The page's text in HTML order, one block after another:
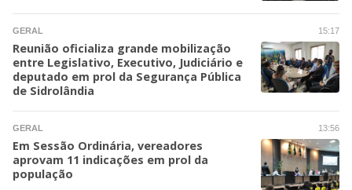
15:17
GERAL
Reunião oficializa grande mobilização
entre Legislativo, Executivo, Judiciário e
deputado em prol da Segurança Pública
de Sidrolândia
13:56
GERAL
Em Sessão Ordinária, vereadores
aprovam 11 indicações em prol da
população